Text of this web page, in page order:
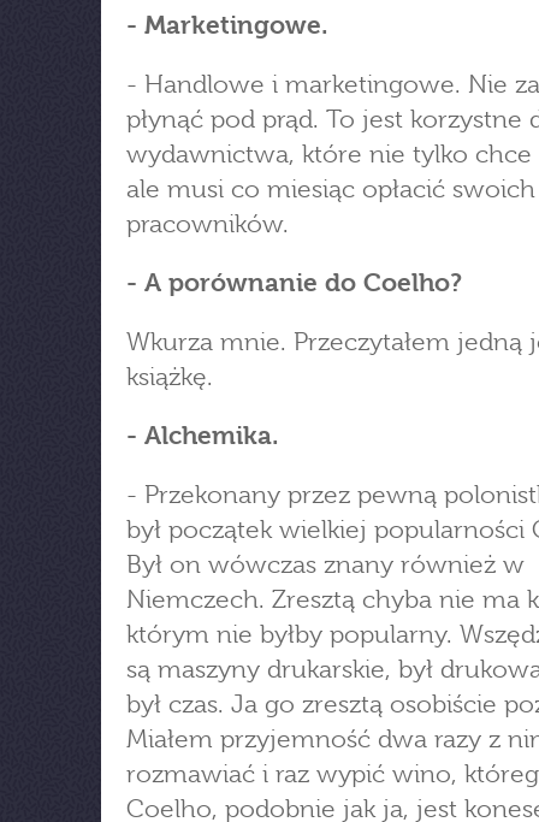
- Marketingowe.
- Handlowe i marketingowe. Nie
płynąć pod prąd. To jest korzystne
wydawnictwa, które nie tylko chce
ale musi co miesiąc opłacić swoich
pracowników.
- A porównanie do Coelho?
Wkurza mnie. Przeczytałem jedną
książkę.
- Alchemika.
- Przekonany przez pewną
był początek wielkiej popularności
Był on wówczas znany również w
Niemczech. Zresztą chyba nie ma
którym nie byłby popularny.
są maszyny drukarskie, był
był czas. Ja go zresztą osobiście
Miałem przyjemność dwa razy z
rozmawiać i raz wypić wino,
Coelho, podobnie jak ja, jest